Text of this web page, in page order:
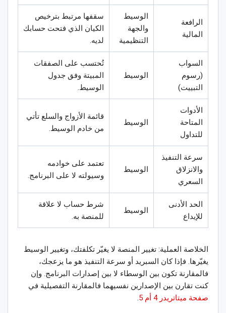
الرافعة
المالية
الوسيط
والجهة
التنظيمية
سقفها مرتبط بترخيص
الكيان الذي فتحت حسابك
لديه.
السواب
(رسوم
التبييت)
الوسيط
تُحتسب على الصفقات
المبيتة وفق جدول
الوسيط.
الأدوات
المتاحة
للتداول
الوسيط
قائمة الأزواج والسلع تأتي
من خادم الوسيط.
سرعة التنفيذ
والانزلاق
السعري
الوسيط
تعتمد على خوادمه
وسيولته لا على البرنامج.
الحد الأدنى
للإيداع
الوسيط
شرط حساب لا علاقة
للمنصة به.
الخلاصة العملية: تغيير المنصة لا يغيّر تكلفتك، وتغيير الوسيط
يغيّرها. فإذا كان السبريد أو سرعة التنفيذ هو ما يزعجك،
فالمقارنة تكون بين الوسطاء لا بين إصدارات البرنامج. وإن
كنت تقارن بين الإصدارين نفسيهما فالمقارنة التفصيلية في
صفحة ميتاتريدر 4 أم 5
.